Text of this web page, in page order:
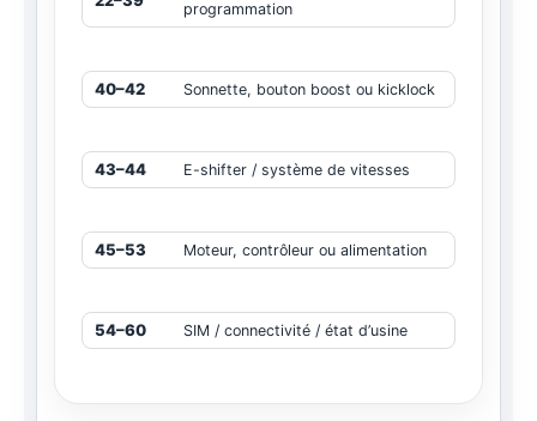
programmation
40–42 Sonnette, bouton boost ou kicklock
43–44 E-shifter / système de vitesses
45–53 Moteur, contrôleur ou alimentation
54–60 SIM / connectivité / état d’usine